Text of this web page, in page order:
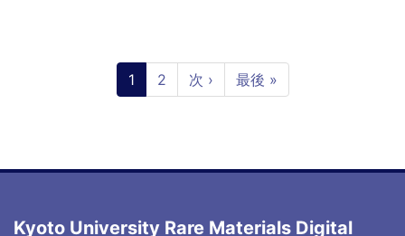
Current
page
1 Page
2
Next
page
次 ›
Last
page
最後 »
Kyoto University Rare Materials Digital